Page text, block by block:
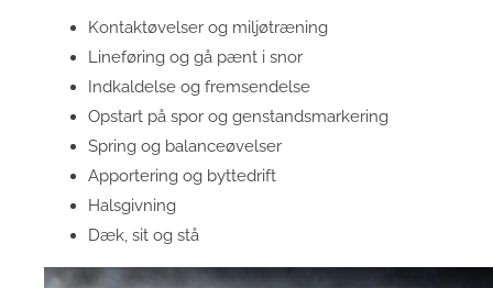
Kontaktøvelser og miljøtræning
Lineføring og gå pænt i snor
Indkaldelse og fremsendelse
Opstart på spor og genstandsmarkering
Spring og balanceøvelser
Apportering og byttedrift
Halsgivning
Dæk, sit og stå